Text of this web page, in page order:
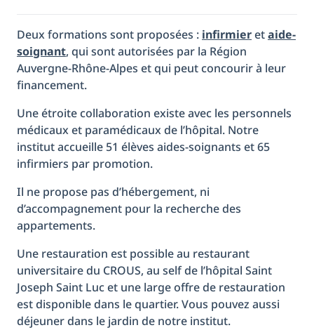
Deux formations sont proposées : infirmieretaide-
soignant, qui sont autorisées par la Région
Auvergne-Rhône-Alpes et qui peut concourir à leur
financement.
Une étroite collaboration existe avec les personnels
médicaux et paramédicaux de l’hôpital. Notre
institut accueille 51 élèves aides-soignants et 65
infirmiers par promotion.
Il ne propose pas d’hébergement, ni
d’accompagnement pour la recherche des
appartements.
Une restauration est possible au restaurant
universitaire du CROUS, au self de l’hôpital Saint
Joseph Saint Luc et une large offre de restauration
est disponible dans le quartier. Vous pouvez aussi
déjeuner dans le jardin de notre institut.